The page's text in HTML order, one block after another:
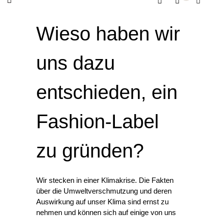
Wieso haben wir
uns dazu
entschieden, ein
Fashion-Label
zu gründen?
Wir stecken in einer Klimakrise. Die Fakten
über die Umweltverschmutzung und deren
Auswirkung auf unser Klima sind ernst zu
nehmen und können sich auf einige von uns